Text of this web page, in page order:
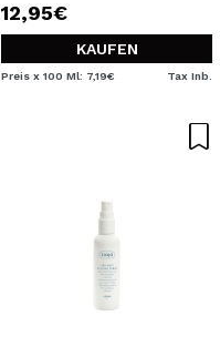
12,95€
KAUFEN
Preis x 100 Ml: 7,19€ Tax Inb.